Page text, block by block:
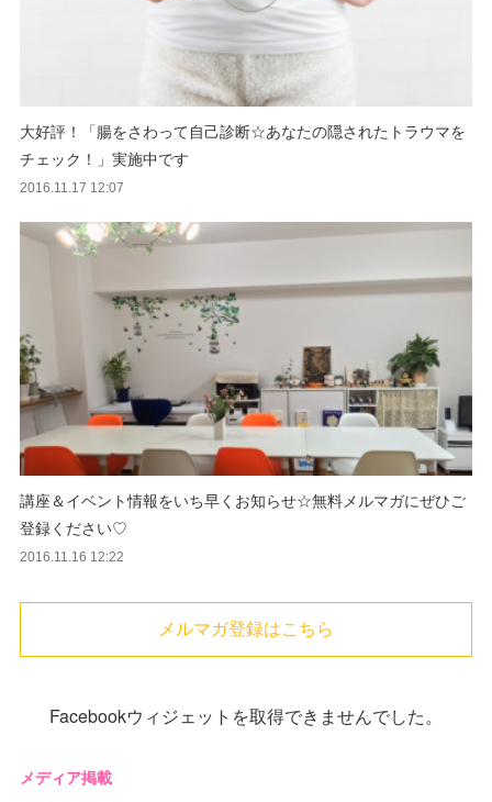
大好評！「腸をさわって自己診断☆あなたの隠されたトラウマを
チェック！」実施中です
2016.11.17 12:07
講座＆イベント情報をいち早くお知らせ☆無料メルマガにぜひご
登録ください♡
2016.11.16 12:22
メルマガ登録はこちら
Facebookウィジェットを取得できませんでした。
メディア掲載